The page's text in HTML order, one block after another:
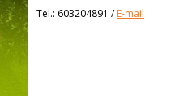
Tel.: 603204891 /E-mail